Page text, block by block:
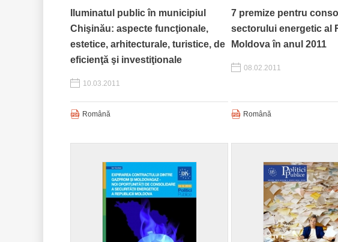
Iluminatul public în municipiul
Chişinău: aspecte funcţionale,
estetice, arhitecturale, turistice, de
eficienţă şi investiţionale
10.03.2011
Română
7 premize pentru
sectorului energetic al
Moldova în anul 2011
08.02.2011
Română